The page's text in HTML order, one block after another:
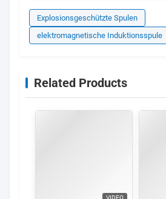
Explosionsgeschützte Spulen
elektromagnetische Induktionsspule
Related Products
VIDEO